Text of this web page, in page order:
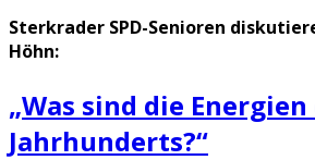
Sterkrader SPD-Senioren
Höhn:
„Was sind die Energien
Jahrhunderts?“